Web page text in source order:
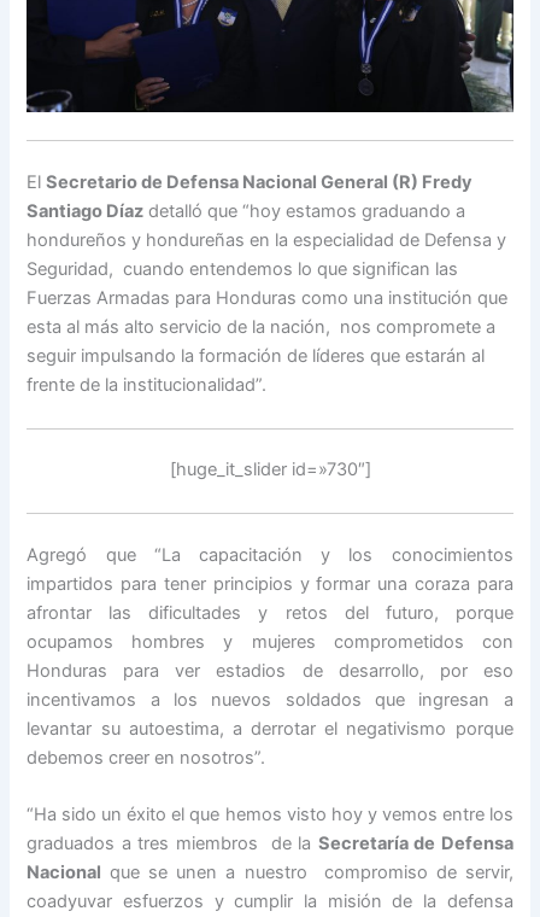
ElSecretario de Defensa Nacional General (R) Fredy
Santiago Díaz detalló que “hoy estamos graduando a
hondureños y hondureñas en la especialidad de Defensa y
Seguridad, cuando entendemos lo que significan las
Fuerzas Armadas para Honduras como una institución que
esta al más alto servicio de la nación, nos compromete a
seguir impulsando la formación de líderes que estarán al
frente de la institucionalidad”.
[huge_it_slider id=»730″]
Agregó que “La capacitación y los conocimientos
impartidos para tener principios y formar una coraza para
afrontar las dificultades y retos del futuro, porque
ocupamos hombres y mujeres comprometidos con
Honduras para ver estadios de desarrollo, por eso
incentivamos a los nuevos soldados que ingresan a
levantar su autoestima, a derrotar el negativismo porque
debemos creer en nosotros”.
“Ha sido un éxito el que hemos visto hoy y vemos entre los
graduados a tres miembros de la Secretaría de Defensa
Nacional que se unen a nuestro compromiso de servir,
coadyuvar esfuerzos y cumplir la misión de la defensa